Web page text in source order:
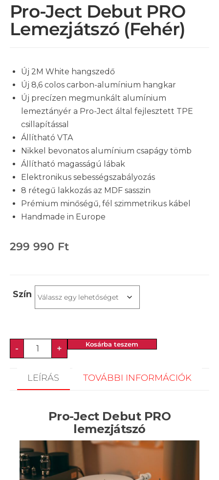
Pro-Ject Debut PRO
Lemezjátszó (fehér)
Új 2M White hangszedő
Új 8,6 colos carbon-alumínium hangkar
Új precízen megmunkált alumínium
lemeztányér a Pro-Ject által fejlesztett TPE
csillapítással
Állítható VTA
Nikkel bevonatos alumínium csapágy tömb
Állítható magasságú lábak
Elektronikus sebességszabályozás
8 rétegű lakkozás az MDF sasszin
Prémium minőségű, fél szimmetrikus kábel
Handmade in Europe
299 990 Ft
Szín
- + Kosárba teszem
LEÍRÁS TOVÁBBI INFORMÁCIÓK
Pro-Ject Debut PRO
lemezjátszó